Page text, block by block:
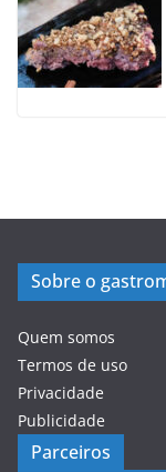
Sobre o
Quem somos
Termos de uso
Privacidade
Publicidade
Parceiros